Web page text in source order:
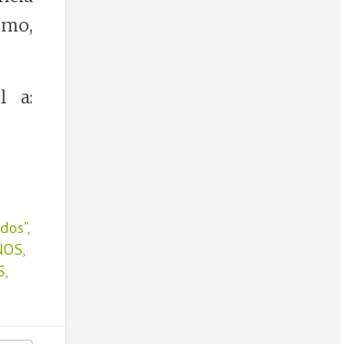
a:
,
,
,